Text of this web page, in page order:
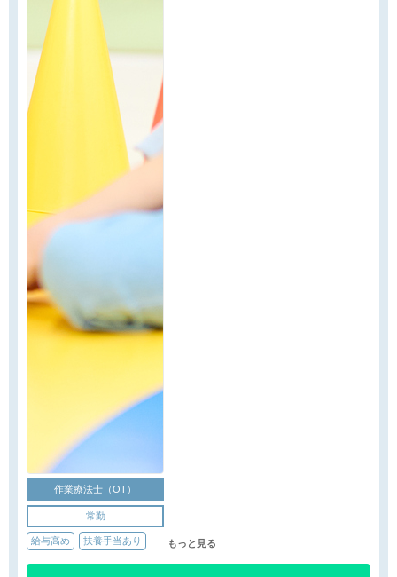
作業療法士（OT）
常勤
給与高め 扶養手当あり もっと見る